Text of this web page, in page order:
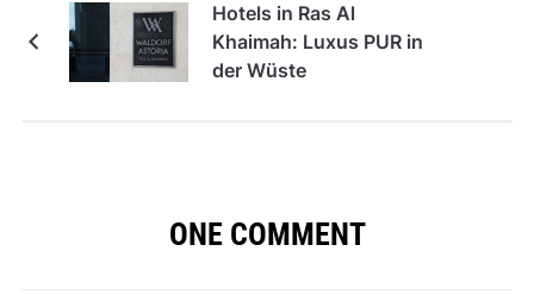
Hotels in Ras Al
Khaimah: Luxus PUR in
der Wüste
ONE COMMENT